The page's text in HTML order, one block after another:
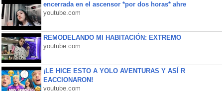
encerrada en el ascensor *por dos horas* ahre
youtube.com
REMODELANDO MI HABITACIÓN: EXTREMO
youtube.com
¡LE HICE ESTO A YOLO AVENTURAS Y ASÍ R
EACCIONARON!
youtube.com